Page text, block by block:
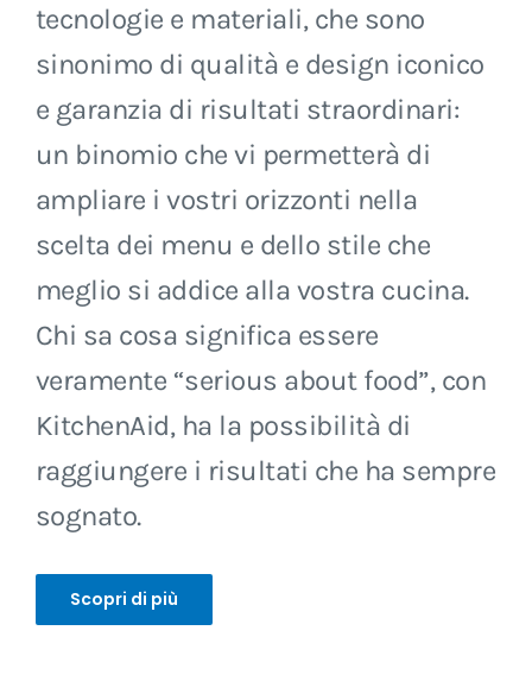
tecnologie e materiali, che sono
sinonimo di qualità e design iconico
e garanzia di risultati straordinari:
un binomio che vi permetterà di
ampliare i vostri orizzonti nella
scelta dei menu e dello stile che
meglio si addice alla vostra cucina.
Chi sa cosa significa essere
veramente “serious about food”, con
KitchenAid, ha la possibilità di
raggiungere i risultati che ha sempre
sognato.
Scopri di più